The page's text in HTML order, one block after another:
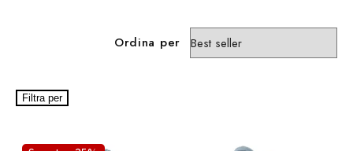
z
i
Ordina per
Filtra per